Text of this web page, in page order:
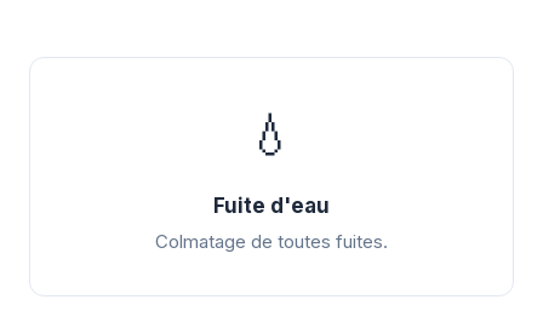
💧
Fuite d'eau
Colmatage de toutes fuites.